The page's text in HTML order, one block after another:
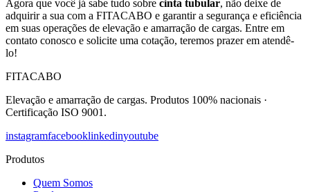
Agora que você já sabe tudo sobre cinta tubular, não deixe de
adquirir a sua com a FITACABO e garantir a segurança e eficiência
em suas operações de elevação e amarração de cargas. Entre em
contato conosco e solicite uma cotação, teremos prazer em atendê-
lo!
FITACABO
Elevação e amarração de cargas. Produtos 100% nacionais ·
Certificação ISO 9001.
instagramfacebooklinkedinyoutube
Produtos
Quem Somos